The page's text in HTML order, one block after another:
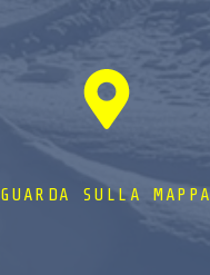
GUARDA SULLA MAPPA